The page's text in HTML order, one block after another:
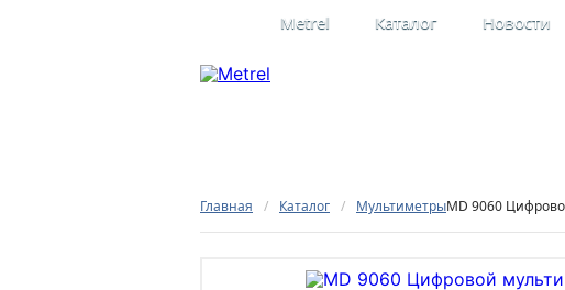
Metrel Каталог Новости
Главная / Каталог / МультиметрыMD 9060